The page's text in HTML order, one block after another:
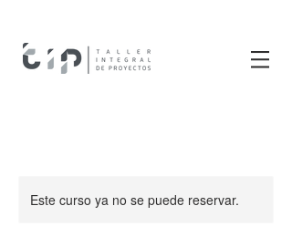
Este curso ya no se puede reservar.